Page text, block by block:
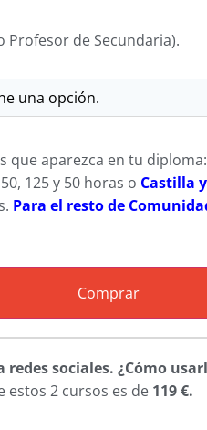
Profesor de Secundaria).
que aparezca en tu diploma:
125 y 50 horas o Castilla
Para el resto de
Comprar
sociales. ¿Cómo
estos 2 cursos es de 119 €.